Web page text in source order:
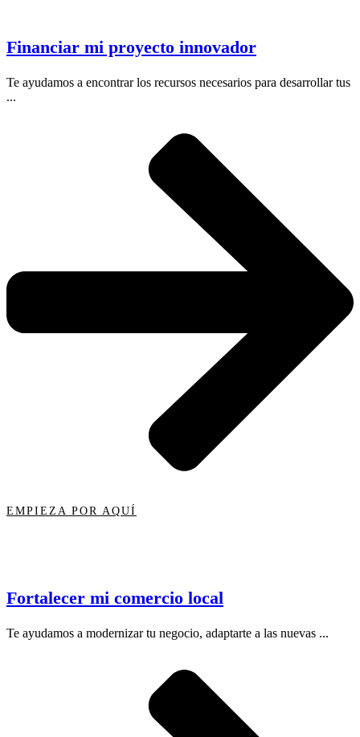
Financiar mi proyecto innovador
Te ayudamos a encontrar los recursos necesarios para desarrollar tus
...
EMPIEZA POR AQUÍ
Fortalecer mi comercio local
Te ayudamos a modernizar tu negocio, adaptarte a las nuevas ...